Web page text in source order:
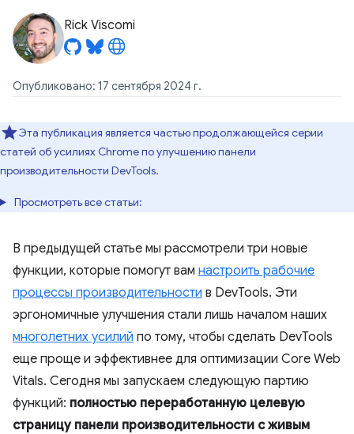
Rick Viscomi
Опубликовано: 17 сентября 2024 г.
Эта публикация является частью продолжающейся серии
статей об усилиях Chrome по улучшению панели
производительности DevTools.
Просмотреть все статьи:
В предыдущей статье мы рассмотрели три новые
функции, которые помогут вам настроить рабочие
процессы производительности в DevTools. Эти
эргономичные улучшения стали лишь началом наших
многолетних усилий по тому, чтобы сделать DevTools
еще проще и эффективнее для оптимизации Core Web
Vitals. Сегодня мы запускаем следующую партию
функций: полностью переработанную целевую
страницу панели производительности с живым